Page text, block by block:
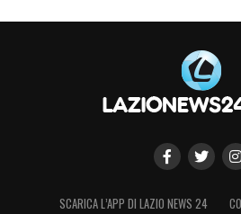
SCARICA L’APP DI LAZIO NEWS 24